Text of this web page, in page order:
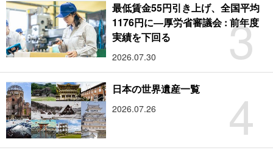
3
最低賃金55円引き上げ、全国平均
1176円に―厚労省審議会 : 前年度
実績を下回る
2026.07.30
4
日本の世界遺産一覧
2026.07.26